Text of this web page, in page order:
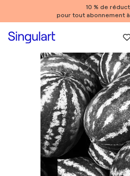
10 % de
pour tout abonnement